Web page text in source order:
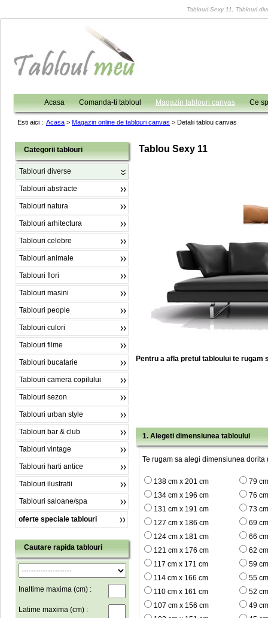
Tablouri Sexy 11, Tablouri
Acasa Comanda-ti tabloul Magazin tablouri canvas Ce
Esti aici : Acasa > Magazin online de tablouri canvas > Detalii tablou canvas
Categorii tablouri
Tablouri diverse
Tablouri abstracte
Tablouri natura
Tablouri arhitectura
Tablouri celebre
Tablouri animale
Tablouri flori
Tablouri masini
Tablouri people
Tablouri culori
Tablouri filme
Tablouri bucatarie
Tablouri camera copilului
Tablouri sezon
Tablouri urban style
Tablouri bar & club
Tablouri vintage
Tablouri harti antice
Tablouri ilustratii
Tablouri saloane/spa
oferte speciale tablouri
Cautare rapida tablouri
Inaltime maxima (cm) :
Latime maxima (cm) :
Tablou Sexy 11
Pentru a afla pretul tabloului te rugam
1. Alegeti dimensiunea tabloului
Te rugam sa alegi dimensiunea dorita
138 cm x 201 cm
79
134 cm x 196 cm
76
131 cm x 191 cm
73
127 cm x 186 cm
69
124 cm x 181 cm
66
121 cm x 176 cm
62
117 cm x 171 cm
59
114 cm x 166 cm
55
110 cm x 161 cm
52
107 cm x 156 cm
49